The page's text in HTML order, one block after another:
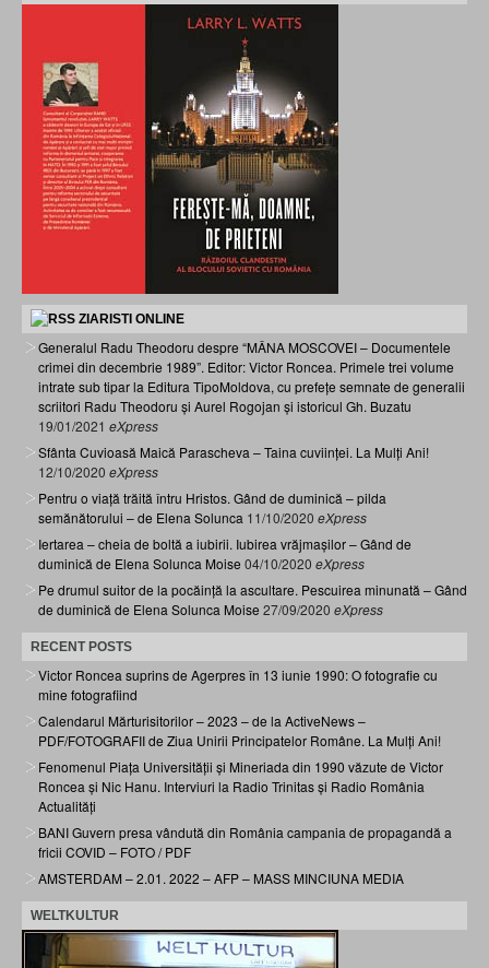
ZIARISTI ONLINE
Generalul Radu Theodoru despre “MÂNA MOSCOVEI – Documentele
crimei din decembrie 1989”. Editor: Victor Roncea. Primele trei volume
intrate sub tipar la Editura TipoMoldova, cu prefețe semnate de generalii
scriitori Radu Theodoru și Aurel Rogojan și istoricul Gh. Buzatu
19/01/2021 eXpress
Sfânta Cuvioasă Maică Parascheva – Taina cuviinței. La Mulți Ani!
12/10/2020 eXpress
Pentru o viață trăită întru Hristos. Gând de duminică – pilda
semănătorului – de Elena Solunca 11/10/2020 eXpress
Iertarea – cheia de boltă a iubirii. Iubirea vrăjmașilor – Gând de
duminică de Elena Solunca Moise 04/10/2020 eXpress
Pe drumul suitor de la pocăință la ascultare. Pescuirea minunată – Gând
de duminică de Elena Solunca Moise 27/09/2020 eXpress
RECENT POSTS
Victor Roncea suprins de Agerpres în 13 iunie 1990: O fotografie cu
mine fotografiind
Calendarul Mărturisitorilor – 2023 – de la ActiveNews –
PDF/FOTOGRAFII de Ziua Unirii Principatelor Române. La Mulți Ani!
Fenomenul Piața Universității și Mineriada din 1990 văzute de Victor
Roncea și Nic Hanu. Interviuri la Radio Trinitas și Radio România
Actualități
BANI Guvern presa vândută din România campania de propagandă a
fricii COVID – FOTO / PDF
AMSTERDAM – 2.01. 2022 – AFP – MASS MINCIUNA MEDIA
WELTKULTUR